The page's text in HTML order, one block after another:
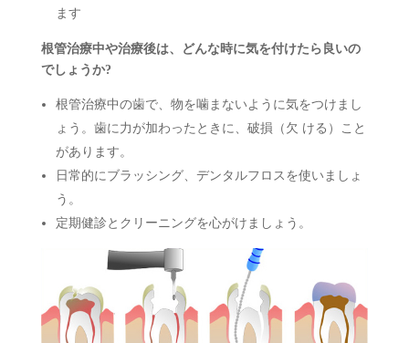
ます
根管治療中や治療後は、どんな時に気を付けたら良いの
でしょうか?
根管治療中の歯で、物を噛まないように気をつけまし
ょう。歯に力が加わったときに、破損（欠 ける）こと
があります。
日常的にブラッシング、デンタルフロスを使いましょ
う。
定期健診とクリーニングを心がけましょう。